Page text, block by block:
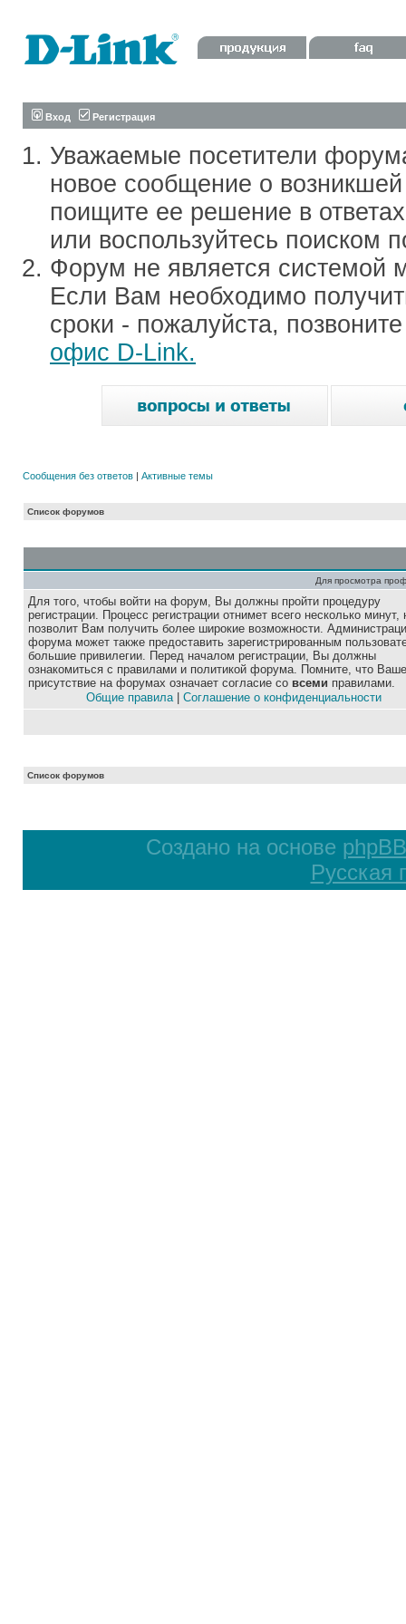
Вход Регистрация
Уважаемые посетители
новое сообщение о
поищите ее решение в
или воспользуйтесь поиском
Форум не является системой
Если Вам необходимо
сроки - пожалуйста,
офис D-Link.
Сообщения без ответов | Активные темы
Список форумов
Для просмотра
Для того, чтобы войти на форум, Вы должны пройти процедуру
регистрации. Процесс регистрации отнимет всего несколько минут,
позволит Вам получить более широкие возможности.
форума может также предоставить зарегистрированным
большие привилегии. Перед началом регистрации, Вы должны
ознакомиться с правилами и политикой форума. Помните, что Ваше
присутствие на форумах означает согласие со всеми правилами.
Общие правила| Соглашение о конфиденциальности
Список форумов
Создано на основе phpBB
Русская